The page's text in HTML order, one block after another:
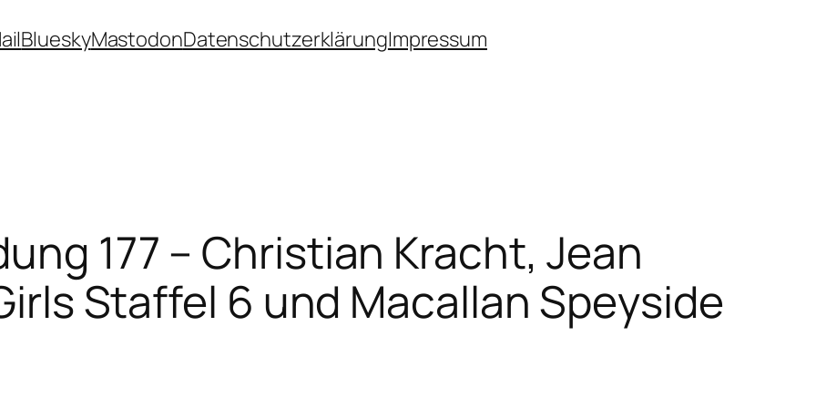
BlueskyMastodonDatenschutzerklärungImpressum
177 – Christian Kracht, Jean
Staffel 6 und Macallan Speyside